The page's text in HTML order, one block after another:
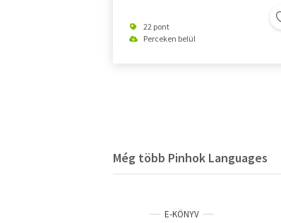
22 pont
Perceken belül
Még több Pinhok Languages
E-KÖNYV